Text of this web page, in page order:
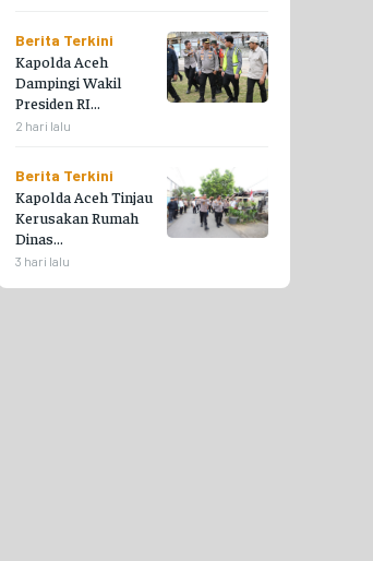
Berita Terkini
Kapolda Aceh
Dampingi Wakil
Presiden RI...
2 hari lalu
Berita Terkini
Kapolda Aceh Tinjau
Kerusakan Rumah
Dinas...
3 hari lalu